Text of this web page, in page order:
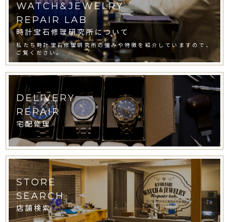
WATCH&JEWELRY
REPAIR LAB
時計宝石修理研究所について
私たち時計宝石修理研究所の強みや特徴を紹介していますので、
ご覧ください。
DELIVERY
REPAIR
宅配修理
STORE
SEARCH
店舗検索